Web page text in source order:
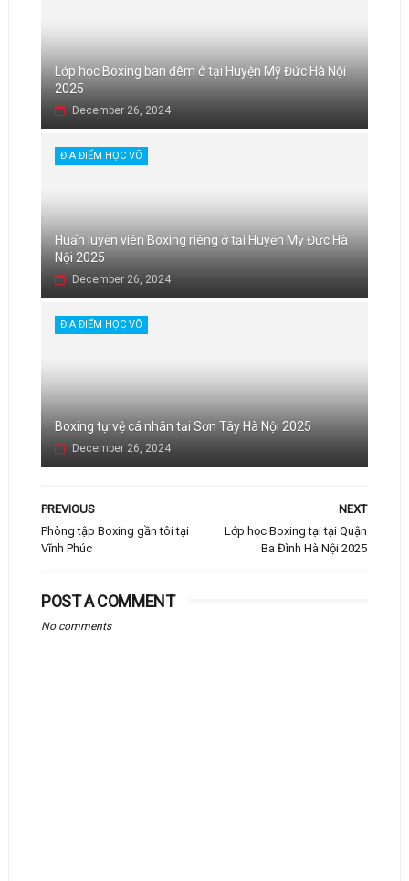
Lớp học Boxing ban đêm ở tại Huyện Mỹ Đức Hà Nội
2025
December 26, 2024
ĐỊA ĐIỂM HỌC VÕ
Huấn luyện viên Boxing riêng ở tại Huyện Mỹ Đức Hà
Nội 2025
December 26, 2024
ĐỊA ĐIỂM HỌC VÕ
Boxing tự vệ cá nhân tại Sơn Tây Hà Nội 2025
December 26, 2024
NEXT
Lớp học Boxing tại tại Quận
Ba Đình Hà Nội 2025
PREVIOUS
Phòng tập Boxing gần tôi tại
Vĩnh Phúc
POST A COMMENT
No comments